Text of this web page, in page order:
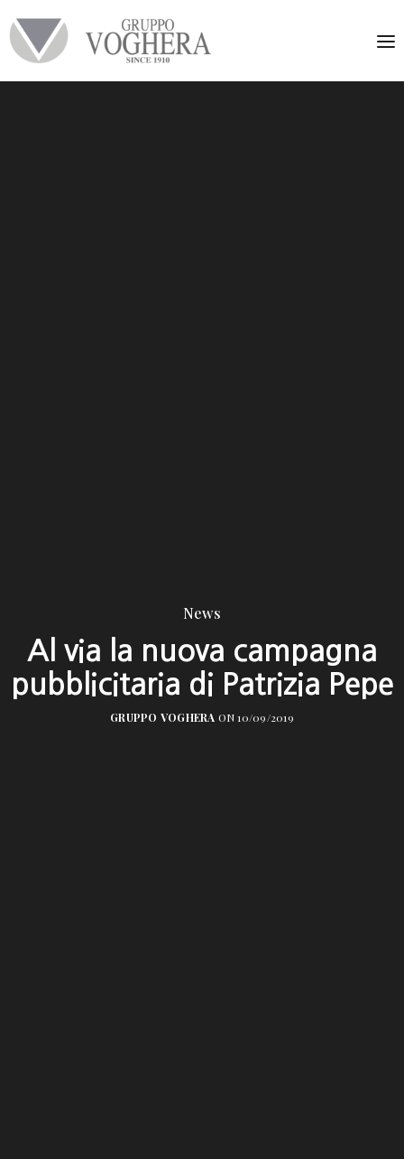
News
Al via la nuova campagna
pubblicitaria di Patrizia Pepe
GRUPPO VOGHERA ON 10/09/2019